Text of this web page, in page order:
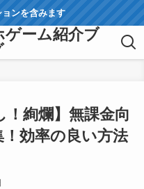
ンを含みます
ーム紹介ブ
！絢爛】無課金向
効率の良い方法